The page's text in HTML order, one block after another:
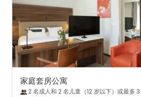
家庭套房公寓
2 名成人和 2 名儿童（12 岁以下）或最多 3